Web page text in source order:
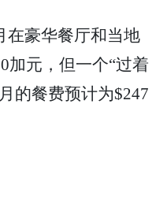
在豪华餐厅和当地
加元，但一个“过着
的餐费预计为$247